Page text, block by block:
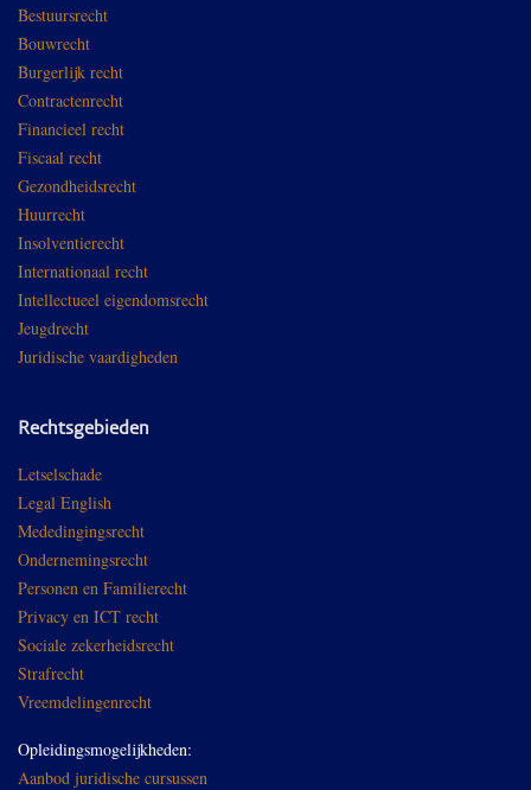
Bestuursrecht
Bouwrecht
Burgerlijk recht
Contractenrecht
Financieel recht
Fiscaal recht
Gezondheidsrecht
Huurrecht
Insolventierecht
Internationaal recht
Intellectueel eigendomsrecht
Jeugdrecht
Juridische vaardigheden
Rechtsgebieden
Letselschade
Legal English
Mededingingsrecht
Ondernemingsrecht
Personen en Familierecht
Privacy en ICT recht
Sociale zekerheidsrecht
Strafrecht
Vreemdelingenrecht
Opleidingsmogelijkheden:
Aanbod juridische cursussen